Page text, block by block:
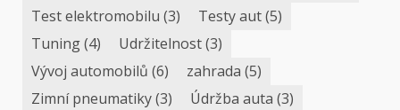
Test elektromobilu (3) Testy aut(5)
Tuning(4) Udržitelnost(3)
Vývoj automobilů (6) zahrada (5)
Zimní pneumatiky(3) Údržba auta (3)